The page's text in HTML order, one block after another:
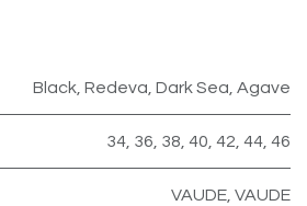
Black Redeva Dark Sea Agave
34 36 38 40 42 44 46
VAUDE VAUDE